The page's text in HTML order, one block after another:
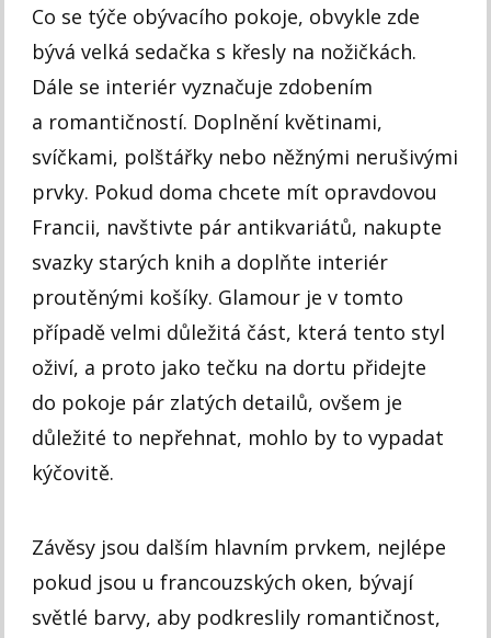
Co se týče obývacího pokoje, obvykle zde
bývá velká sedačka s křesly na nožičkách.
Dále se interiér vyznačuje zdobením
a romantičností. Doplnění květinami,
svíčkami, polštářky nebo něžnými nerušivými
prvky. Pokud doma chcete mít opravdovou
Francii, navštivte pár antikvariátů, nakupte
svazky starých knih a doplňte interiér
proutěnými košíky. Glamour je v tomto
případě velmi důležitá část, která tento styl
oživí, a proto jako tečku na dortu přidejte
do pokoje pár zlatých detailů, ovšem je
důležité to nepřehnat, mohlo by to vypadat
kýčovitě.
Závěsy jsou dalším hlavním prvkem, nejlépe
pokud jsou u francouzských oken, bývají
světlé barvy, aby podkreslily romantičnost,